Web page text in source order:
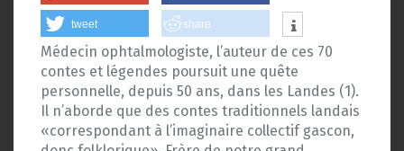
tweet share
Médecin ophtalmologiste, l’auteur de ces 70
contes et légendes poursuit une quête
personnelle, depuis 50 ans, dans les Landes (1).
Il n’aborde que des contes traditionnels landais
«correspondant à l’imaginaire collectif gascon,